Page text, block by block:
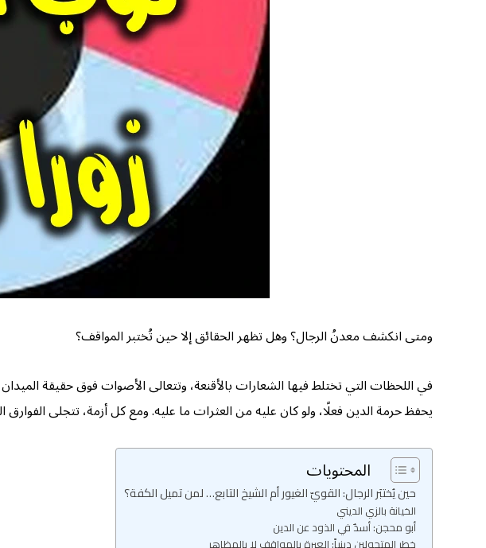
ومتى انكشف معدنُ الرجال؟ وهل تظهر الحقائق إلا حين تُختبر المواقف؟
في اللحظات التي تختلط فيها الشعارات بالأقنعة، وتتعالى الأصوات فوق حقيقة
يحفظ حرمة الدين فعلًا، ولو كان عليه من العثرات ما عليه. ومع كل أزمة، تتجلى الفوارق
المحتويات
حين يُختبَر الرجال: القويّ الغيور أم الشيخ التابع… لمن تميل الكفة؟
الخيانة بالزي الديني
أبو محجن: أسدٌ في الذود عن الدين
خطر المتحولين دينياً: العبرة بالمواقف لا بالمظاهر